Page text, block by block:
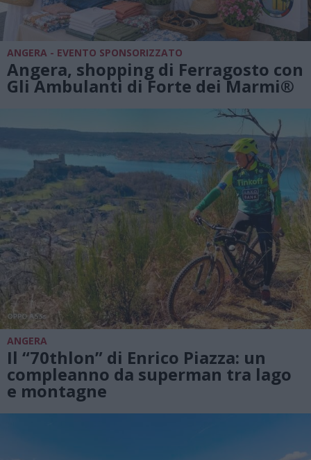
ANGERA - EVENTO SPONSORIZZATO
Angera, shopping di Ferragosto con
Gli Ambulanti di Forte dei Marmi®
ANGERA
Il “70thlon” di Enrico Piazza: un
compleanno da superman tra lago
e montagne